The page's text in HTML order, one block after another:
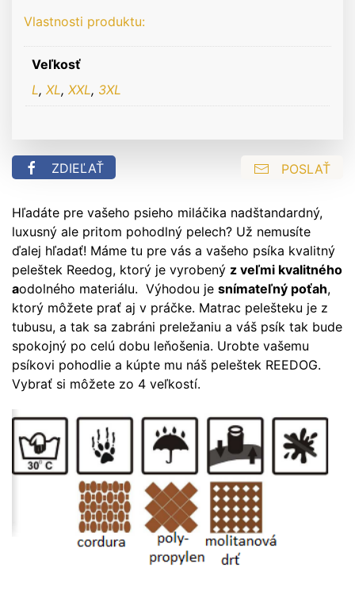
Vlastnosti produktu:
Veľkosť
L, XL, XXL, 3XL
ZDIEĽAŤ POSLAŤ
Hľadáte pre vašeho psieho miláčika nadštandardný,
luxusný ale pritom pohodlný pelech? Už nemusíte
ďalej hľadať! Máme tu pre vás a vašeho psíka kvalitný
peleštek Reedog, ktorý je vyrobený z veľmi kvalitného
aodolného materiálu. Výhodou je snímateľný poťah,
ktorý môžete prať aj v práčke. Matrac pelešteku je z
tubusu, a tak sa zabráni preležaniu a váš psík tak bude
spokojný po celú dobu leňošenia. Urobte vašemu
psíkovi pohodlie a kúpte mu náš peleštek REEDOG.
Vybrať si môžete zo 4 veľkostí.